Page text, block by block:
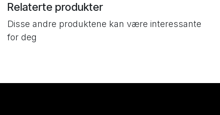
Relaterte produkter
Disse andre produktene kan være interessante
for deg